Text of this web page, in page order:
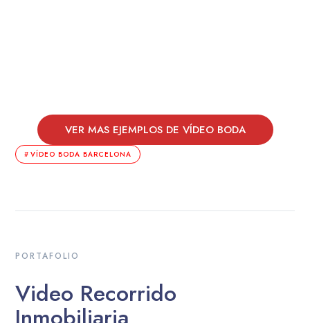
VER MAS EJEMPLOS DE VÍDEO BODA
VÍDEO BODA BARCELONA
PORTAFOLIO
Video Recorrido